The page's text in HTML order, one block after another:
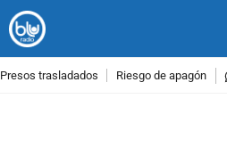
Presos trasladados Riesgo de apagón